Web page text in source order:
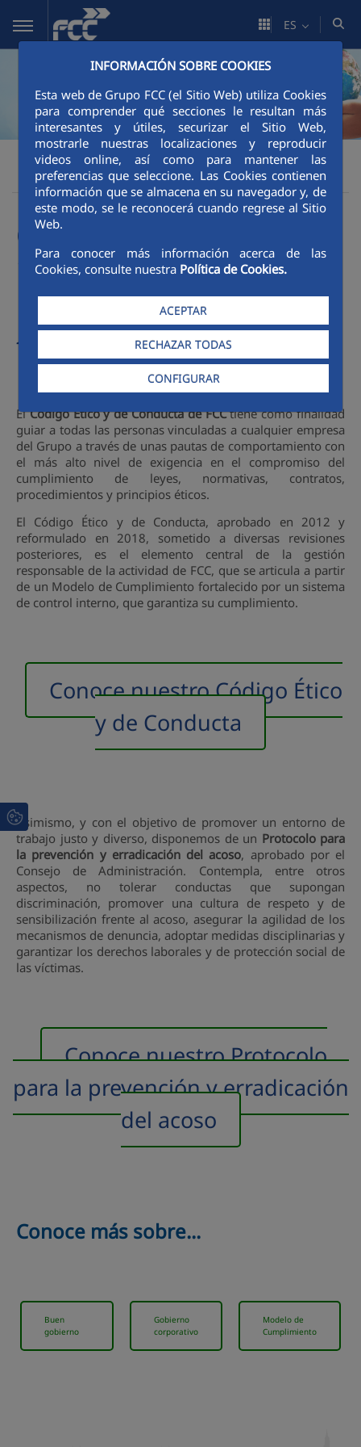
Saltar al contenido principal
INFORMACIÓN SOBRE COOKIES
Esta web de Grupo FCC (el Sitio Web) utiliza Cookies
para comprender qué secciones le resultan más
interesantes y útiles, securizar el Sitio Web,
mostrarle nuestras localizaciones y reproducir
videos online, así como para mantener las
preferencias que seleccione. Las Cookies contienen
información que se almacena en su navegador y, de
este modo, se le reconocerá cuando regrese al Sitio
Web.
Para conocer más información acerca de las
Cookies, consulte nuestra Política de Cookies.
ACEPTAR
RECHAZAR TODAS
CONFIGURAR
ES
FCC Sostenibilidad
Buen gobierno
Código Ético y de Conducta
Compromiso con la
integridad, la
honestidad y la
transparencia
ElCódigo Ético y de Conducta de FCCtiene como finalidad
guiar a todas las personas vinculadas a cualquier empresa
del Grupo a través de unas pautas de comportamiento con
el más alto nivel de exigencia en el compromiso del
cumplimiento de leyes, normativas, contratos,
procedimientos y principios éticos.
El Código Ético y de Conducta, aprobado en 2012 y
reformulado en 2018, sometido a diversas revisiones
posteriores, es el elemento central de la gestión
responsable de la actividad de FCC, que se articula a partir
de un Modelo de Cumplimiento fortalecido por un sistema
de control interno, que garantiza su cumplimiento.
Conoce nuestro Código Ético
y de Conducta
Asimismo, y con el objetivo de promover un entorno de
trabajo justo y diverso, disponemos de un Protocolo para
la prevención y erradicación del acoso, aprobado por el
Consejo de Administración. Contempla, entre otros
aspectos, no tolerar conductas que supongan
discriminación, promover una cultura de respeto y de
sensibilización frente al acoso, asegurar la agilidad de los
mecanismos de denuncia, adoptar medidas disciplinarias y
garantizar los derechos laborales y de protección social de
las víctimas.
Conoce nuestro Protocolo
para la prevención y erradicación
del acoso
Conoce más sobre...
Buen
gobierno
Gobierno
corporativo
Modelo de
Cumplimiento